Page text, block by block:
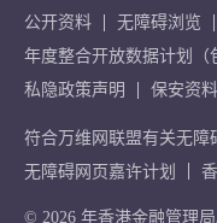
公开资料
无障碍浏览
年度整合开放数据计划（
私隐政策声明
保安资料
符合万维网联盟有关无障
无障碍网页嘉许计划
© 2026 年香港金融管理局